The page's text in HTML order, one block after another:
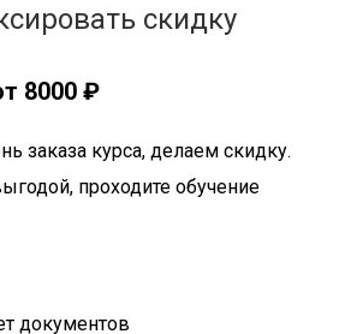
скидку
8000 ₽
заказа курса, делаем скидку.
проходите обучение
документов